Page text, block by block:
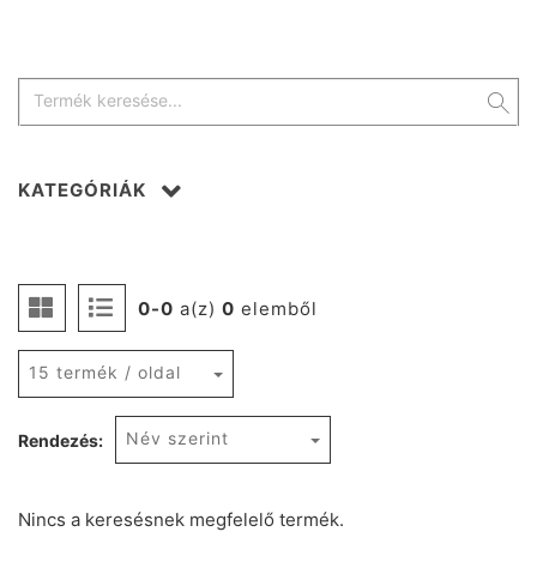
0-0 a(z) 0 elemből
15 termék / oldal
Rendezés: Név szerint
Nincs a keresésnek megfelelő termék.
KATEGÓRIÁK